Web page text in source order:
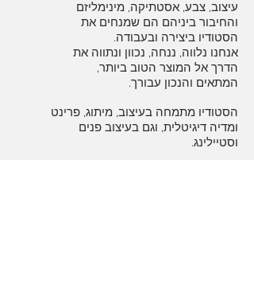
עיצוב, צבע, אסטתיקה, מינימליזם
והחיבור ביניהם הם שמנחים את
הסטודיו ביצירה ובעבודה.
אנחנו נלווה, ננחה, נכוון ונתווה את
הדרך אל המוצר הטוב ביותר,
המתאים והנכון עבורך.
הסטודיו מתמחה בעיצוב, מיתוג, פרינט
ומדיה דיגיטלית, וגם בעיצוב פנים
וסטיילינג.